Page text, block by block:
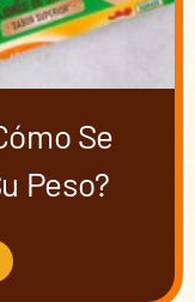
Se
Peso?